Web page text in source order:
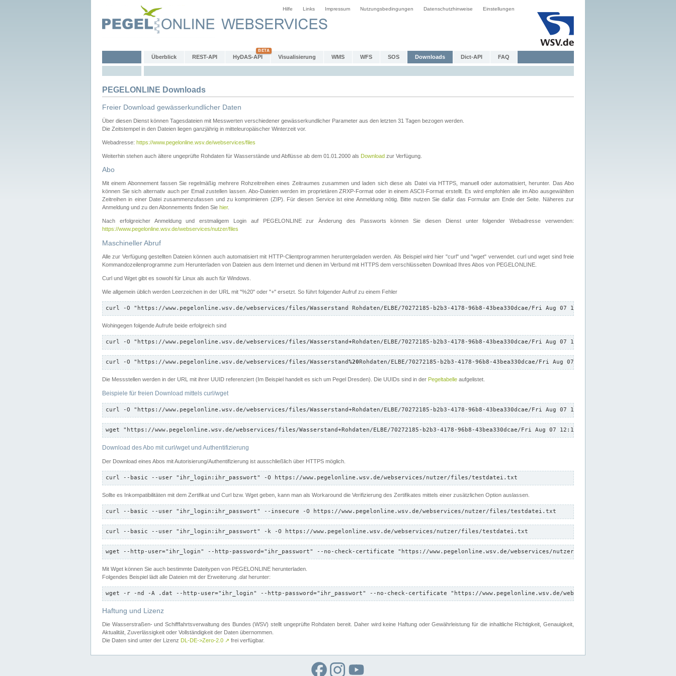
Hilfe Links Impressum Nutzungsbedingungen Datenschutzhinweise Einstellungen
Überblick REST-API HyDAS-API Visualisierung WMS WFS SOS Downloads Dict-API FAQ
PEGELONLINE Downloads
Freier Download gewässerkundlicher Daten
Über diesen Dienst können Tagesdateien mit Messwerten verschiedener gewässerkundlicher Parameter aus den letzten 31 Tagen bezogen werden.
Die Zeitstempel in den Dateien liegen ganzjährig in mitteleuropäischer Winterzeit vor.
Webadresse: https://www.pegelonline.wsv.de/webservices/files
Weiterhin stehen auch ältere ungeprüfte Rohdaten für Wasserstände und Abflüsse ab dem 01.01.2000 als Download zur Verfügung.
Abo
Mit einem Abonnement fassen Sie regelmäßig mehrere Rohzeitreihen eines Zeitraumes zusammen und laden sich diese als Datei via HTTPS, manuell oder automatisiert, herunter. Das Abo
können Sie sich alternativ auch per Email zustellen lassen. Abo-Dateien werden im proprietären ZRXP-Format oder in einem ASCII-Format erstellt. Es wird empfohlen alle im Abo ausgewählten
Zeitreihen in einer Datei zusammenzufassen und zu komprimieren (ZIP). Für diesen Service ist eine Anmeldung nötig. Bitte nutzen Sie dafür das Formular am Ende der Seite. Näheres zur
Anmeldung und zu den Abonnements finden Sie hier.
Nach erfolgreicher Anmeldung und erstmaligem Login auf PEGELONLINE zur Änderung des Passworts können Sie diesen Dienst unter folgender Webadresse verwenden:
https://www.pegelonline.wsv.de/webservices/nutzer/files
Maschineller Abruf
Alle zur Verfügung gestellten Dateien können auch automatisiert mit HTTP-Clientprogrammen heruntergeladen werden. Als Beispiel wird hier "curl" und "wget" verwendet. curl und wget sind freie
Kommandozeilenprogramme zum Herunterladen von Dateien aus dem Internet und dienen im Verbund mit HTTPS dem verschlüsselten Download Ihres Abos von PEGELONLINE.
Curl und Wget gibt es sowohl für Linux als auch für Windows.
Wie allgemein üblich werden Leerzeichen in der URL mit "%20" oder "+" ersetzt. So führt folgender Aufruf zu einem Fehler
curl -O "https://www.pegelonline.wsv.de/webservices/files/Wasserstand Rohdaten/ELBE/70272185-b2b3-4178-96b8-43bea330dcae/Fri Aug 07 12:12:58 CEST 2026/down.txt"
Wohingegen folgende Aufrufe beide erfolgreich sind
curl -O "https://www.pegelonline.wsv.de/webservices/files/Wasserstand+Rohdaten/ELBE/70272185-b2b3-4178-96b8-43bea330dcae/Fri Aug 07 12:12:58 CEST 2026/down.txt"
curl -O "https://www.pegelonline.wsv.de/webservices/files/Wasserstand%20Rohdaten/ELBE/70272185-b2b3-4178-96b8-43bea330dcae/Fri Aug 07 12:12:58 CEST 2026/down.txt"
Die Messstellen werden in der URL mit ihrer UUID referenziert (Im Beispiel handelt es sich um Pegel Dresden). Die UUIDs sind in der Pegeltabelle aufgelistet.
Beispiele für freien Download mittels curl/wget
curl -O "https://www.pegelonline.wsv.de/webservices/files/Wasserstand+Rohdaten/ELBE/70272185-b2b3-4178-96b8-43bea330dcae/Fri Aug 07 12:12:58 CEST 2026/down.txt"
wget "https://www.pegelonline.wsv.de/webservices/files/Wasserstand+Rohdaten/ELBE/70272185-b2b3-4178-96b8-43bea330dcae/Fri Aug 07 12:12:58 CEST 2026/down.txt"
Download des Abo mit curl/wget und Authentifizierung
Der Download eines Abos mit Autorisierung/Authentifizierung ist ausschließlich über HTTPS möglich.
curl --basic --user "ihr_login:ihr_passwort" -O https://www.pegelonline.wsv.de/webservices/nutzer/files/testdatei.txt
Sollte es Inkompatibilitäten mit dem Zertifikat und Curl bzw. Wget geben, kann man als Workaround die Verifizierung des Zertifikates mittels einer zusätzlichen Option auslassen.
curl --basic --user "ihr_login:ihr_passwort" --insecure -O https://www.pegelonline.wsv.de/webservices/nutzer/files/testdatei.txt
curl --basic --user "ihr_login:ihr_passwort" -k -O https://www.pegelonline.wsv.de/webservices/nutzer/files/testdatei.txt
wget --http-user="ihr_login" --http-password="ihr_passwort" --no-check-certificate "https://www.pegelonline.wsv.de/webservices/nutzer/files/testdatei.txt"
Mit Wget können Sie auch bestimmte Dateitypen von PEGELONLINE herunterladen.
Folgendes Beispiel lädt alle Dateien mit der Erweiterung .datherunter:
wget -r -nd -A .dat --http-user="ihr_login" --http-password="ihr_passwort" --no-check-certificate "https://www.pegelonline.wsv.de/webservices/nutzer/files"
Haftung und Lizenz
Die Wasserstraßen- und Schifffahrtsverwaltung des Bundes (WSV) stellt ungeprüfte Rohdaten bereit. Daher wird keine Haftung oder Gewährleistung für die inhaltliche Richtigkeit, Genauigkeit,
Aktualität, Zuverlässigkeit oder Vollständigkeit der Daten übernommen.
Die Daten sind unter der Lizenz DL-DE->Zero-2.0 ↗ frei verfügbar.